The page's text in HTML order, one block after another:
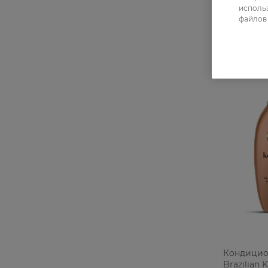
94,99 ГРН
75,99
Brazilian
файлов